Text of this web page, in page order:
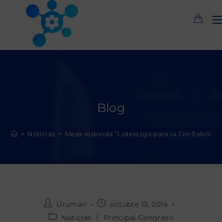
Blog
> Noticias > Mesa redonda “Liderazgo para la
Autor
de
Uruman
Publicación
de
octubre 13, 2014
Categoría
Noticias / Principal Congreso